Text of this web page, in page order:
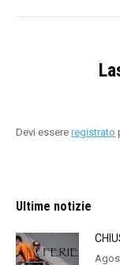
Devi essere registrato
Ultime notizie